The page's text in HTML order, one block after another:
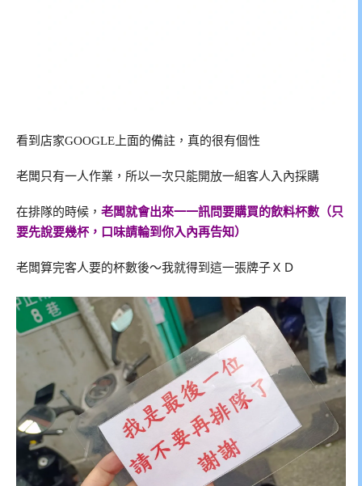
看到店家GOOGLE上面的備註，真的很有個性
老闆只有一人作業，所以一次只能開放一組客人入內採購
在排隊的時候， 老闆就會出來一一訊問要購買的飲料杯數（只
要先說要幾杯，口味請輪到你入內再告知）
老闆算完客人要的杯數後～我就得到這一張牌子ＸＤ